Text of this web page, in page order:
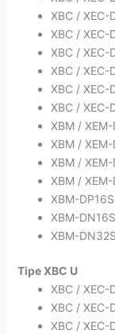
XBC / XEC-
XBC / XEC-
XBC / XEC-
XBC / XEC-
XBC / XEC-
XBC / XEC-
XBM /
XBM /
XBM /
XBM /
XBM-DP16S
XBM-DN16S
XBM-DN32S
Tipe XBC U
XBC / XEC-
XBC / XEC-
XBC / XEC-